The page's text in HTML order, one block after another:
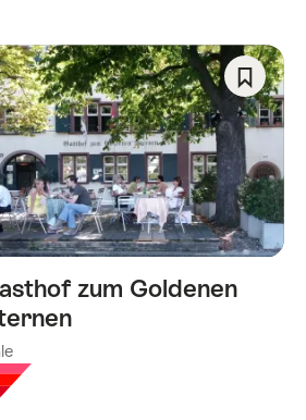
zum Goldenen
comme
favori:
Liste
de